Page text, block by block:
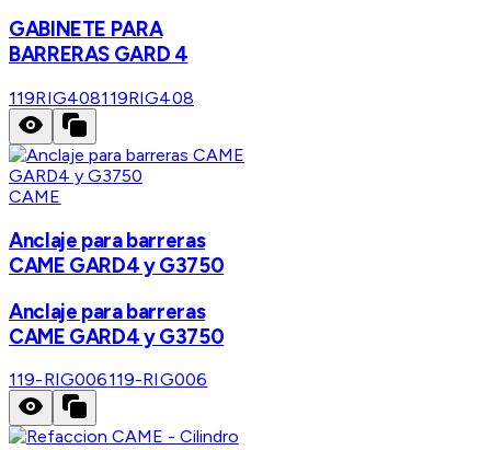
GABINETE PARA
BARRERAS GARD 4
119RIG408119RIG408
CAME
Anclaje para barreras
CAME GARD4 y G3750
Anclaje para barreras
CAME GARD4 y G3750
119-RIG006119-RIG006